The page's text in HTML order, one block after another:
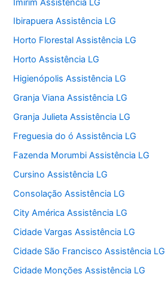
Ibirapuera Assistência LG
Horto Florestal Assistência LG
Horto Assistência LG
Higienópolis Assistência LG
Granja Viana Assistência LG
Granja Julieta Assistência LG
Freguesia do ó Assistência LG
Fazenda Morumbi Assistência LG
Cursino Assistência LG
Consolação Assistência LG
City América Assistência LG
Cidade Vargas Assistência LG
Cidade São Francisco Assistência LG
Cidade Monções Assistência LG